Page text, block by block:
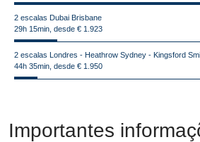
2 escalas Dubai Brisbane
29h 15min, desde € 1.923
2 escalas Londres - Heathrow Sydney - Kingsford
44h 35min, desde € 1.950
Importantes